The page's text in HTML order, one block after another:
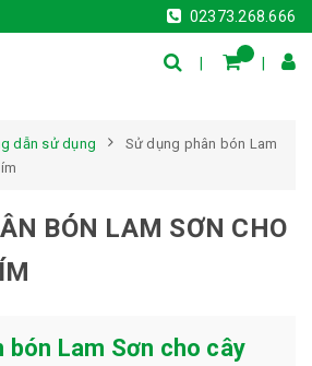
02373.268.666
dẫn sử dụng
Sử dụng phân bón Lam
BÓN LAM SƠN CHO
bón Lam Sơn cho cây